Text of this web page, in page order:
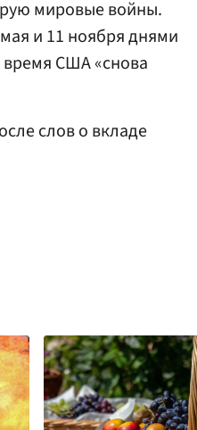
мировые войны.
и 11 ноября днями
США «снова
слов о вкладе